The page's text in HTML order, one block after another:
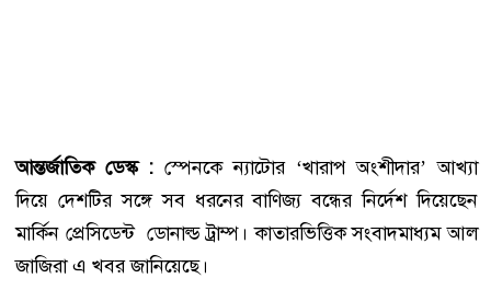
আন্তর্জাতিক ডেস্ক : স্পেনকে ন্যাটোর ‘খারাপ অংশীদার’ আখ্যা
দিয়ে দেশটির সঙ্গে সব ধরনের বাণিজ্য বন্ধের নির্দেশ দিয়েছেন
মার্কিন প্রেসিডেন্ট ডোনাল্ড ট্রাম্প। কাতারভিত্তিক সংবাদমাধ্যম আল
জাজিরা এ খবর জানিয়েছে।